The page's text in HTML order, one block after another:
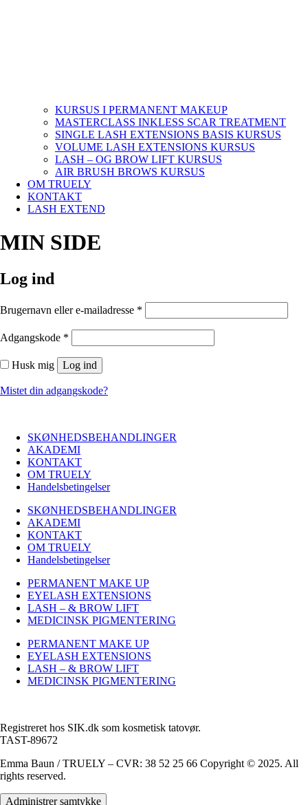
KURSUS I PERMANENT MAKEUP
MASTERCLASS INKLESS SCAR TREATMENT
SINGLE LASH EXTENSIONS BASIS KURSUS
VOLUME LASH EXTENSIONS KURSUS
LASH – OG BROW LIFT KURSUS
AIR BRUSH BROWS KURSUS
OM TRUELY
KONTAKT
LASH EXTEND
MIN SIDE
Log ind
Brugernavn eller e-mailadresse *
Adgangskode *
Husk mig Log ind
Mistet din adgangskode?
SKØNHEDSBEHANDLINGER
AKADEMI
KONTAKT
OM TRUELY
Handelsbetingelser
SKØNHEDSBEHANDLINGER
AKADEMI
KONTAKT
OM TRUELY
Handelsbetingelser
PERMANENT MAKE UP
EYELASH EXTENSIONS
LASH – & BROW LIFT
MEDICINSK PIGMENTERING
PERMANENT MAKE UP
EYELASH EXTENSIONS
LASH – & BROW LIFT
MEDICINSK PIGMENTERING
Registreret hos SIK.dk som kosmetisk tatovør.
TAST-89672
Emma Baun / TRUELY – CVR: 38 52 25 66 Copyright © 2025. All
rights reserved.
Administrer samtykke